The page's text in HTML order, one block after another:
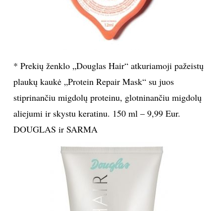
* Prekių ženklo „Douglas Hair“ atkuriamoji pažeistų
plaukų kaukė „Protein Repair Mask“ su juos
stiprinančiu migdolų proteinu, glotninančiu migdolų
aliejumi ir skystu keratinu. 150 ml – 9,99 Eur.
DOUGLAS ir SARMA